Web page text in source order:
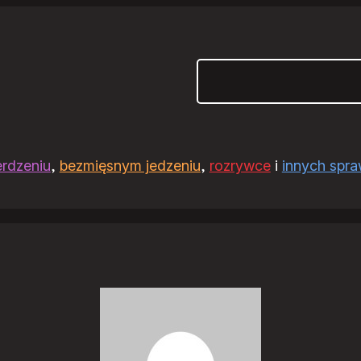
, bezmięsnym jedzeniu, rozrywcei innych